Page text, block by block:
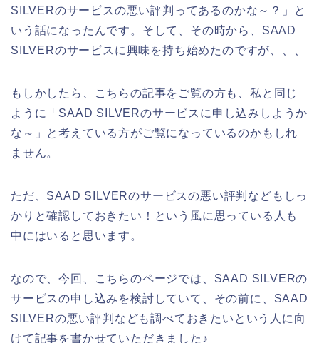
SILVERのサービスの悪い評判ってあるのかな～？」と
いう話になったんです。そして、その時から、SAAD
SILVERのサービスに興味を持ち始めたのですが、、、
もしかしたら、こちらの記事をご覧の方も、私と同じ
ように「SAAD SILVERのサービスに申し込みしようか
な～」と考えている方がご覧になっているのかもしれ
ません。
ただ、SAAD SILVERのサービスの悪い評判などもしっ
かりと確認しておきたい！という風に思っている人も
中にはいると思います。
なので、今回、こちらのページでは、SAAD SILVERの
サービスの申し込みを検討していて、その前に、SAAD
SILVERの悪い評判なども調べておきたいという人に向
けて記事を書かせていただきました♪